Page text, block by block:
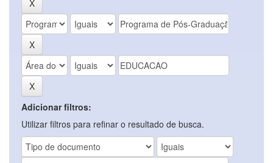
Adicionar filtros:
Utilizar filtros para refinar o resultado de busca.